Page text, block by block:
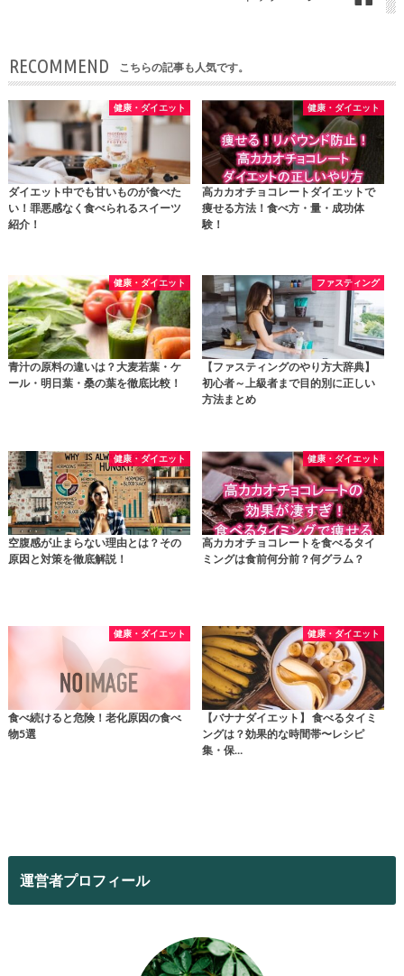
RECOMMEND こちらの記事も人気です。
健康・ダイエット
ダイエット中でも甘いものが食べた
い！罪悪感なく食べられるスイーツ
紹介！
健康・ダイエット
高カカオチョコレートダイエットで
痩せる方法！食べ方・量・成功体
験！
健康・ダイエット
青汁の原料の違いは？大麦若葉・ケ
ール・明日葉・桑の葉を徹底比較！
ファスティング
【ファスティングのやり方大辞典】
初心者～上級者まで目的別に正しい
方法まとめ
健康・ダイエット
空腹感が止まらない理由とは？その
原因と対策を徹底解説！
健康・ダイエット
高カカオチョコレートを食べるタイ
ミングは食前何分前？何グラム？
健康・ダイエット
食べ続けると危険！老化原因の食べ
物5選
健康・ダイエット
【バナナダイエット】 食べるタイミ
ングは？効果的な時間帯〜レシピ
集・保…
運営者プロフィール